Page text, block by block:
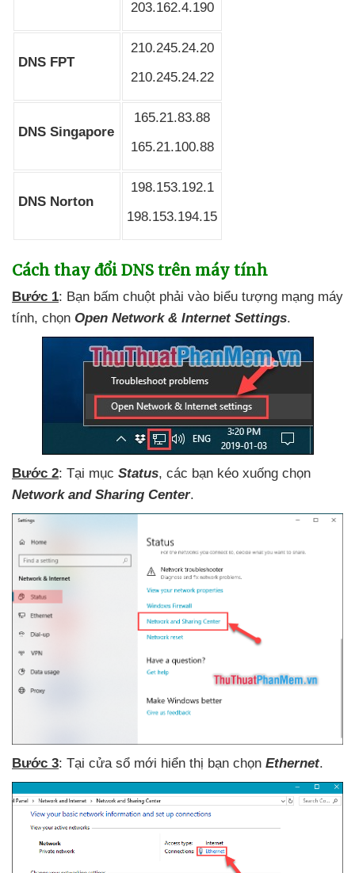
203.162.4.190
DNS FPT
210.245.24.20
210.245.24.22
DNS Singapore
165.21.83.88
165.21.100.88
DNS Norton
198.153.192.1
198.153.194.15
Cách thay đổi DNS trên máy tính
Bước 1: Bạn bấm chuột phải vào biểu tượng mạng máy
tính, chọn Open Network & Internet Settings.
Bước 2: Tại mục Status, các bạn kéo xuống chọn
Network and Sharing Center.
Bước 3: Tại cửa sổ mới hiển thị bạn chọn Ethernet.